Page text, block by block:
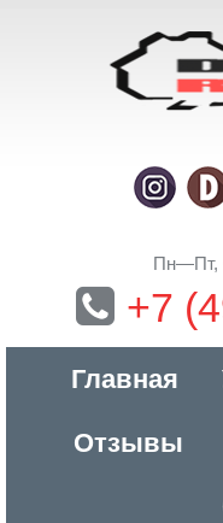
Пн—Пт,
+7
Главная
Отзывы